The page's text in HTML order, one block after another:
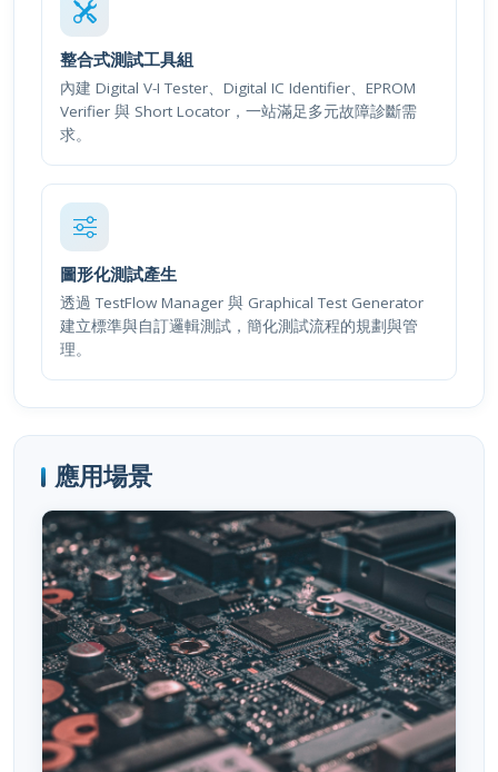
整合式測試工具組
內建 Digital V-I Tester、Digital IC Identifier、EPROM
Verifier 與 Short Locator，一站滿足多元故障診斷需
求。
圖形化測試產生
透過 TestFlow Manager 與 Graphical Test Generator
建立標準與自訂邏輯測試，簡化測試流程的規劃與管
理。